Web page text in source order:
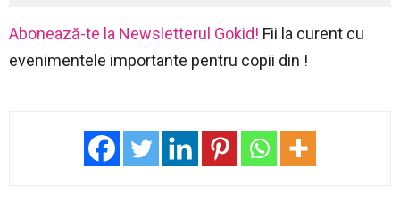
Abonează-te la Newsletterul Gokid! Fii la curent cu
evenimentele importante pentru copii din !